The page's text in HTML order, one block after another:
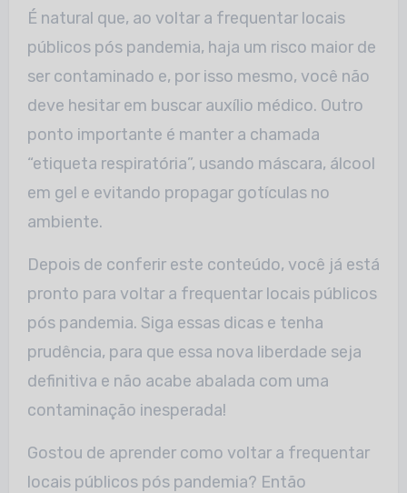
É natural que, ao voltar a frequentar locais
públicos pós pandemia, haja um risco maior de
ser contaminado e, por isso mesmo, você não
deve hesitar em buscar auxílio médico. Outro
ponto importante é manter a chamada
“etiqueta respiratória”, usando máscara, álcool
em gel e evitando propagar gotículas no
ambiente.
Depois de conferir este conteúdo, você já está
pronto para voltar a frequentar locais públicos
pós pandemia. Siga essas dicas e tenha
prudência, para que essa nova liberdade seja
definitiva e não acabe abalada com uma
contaminação inesperada!
Gostou de aprender como voltar a frequentar
locais públicos pós pandemia? Então